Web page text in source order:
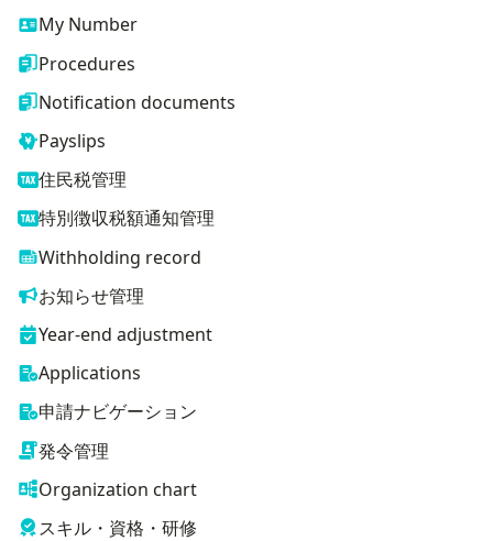
My Number
Procedures
Notification documents
Payslips
住民税管理
特別徴収税額通知管理
Withholding record
お知らせ管理
Year-end adjustment
Applications
申請ナビゲーション
発令管理
Organization chart
スキル・資格・研修